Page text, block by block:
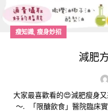
瘦知識, 瘦身妙招
減肥
大家最喜歡看的😍減肥瘦身
～. 「限醣飲食」醫院臨床